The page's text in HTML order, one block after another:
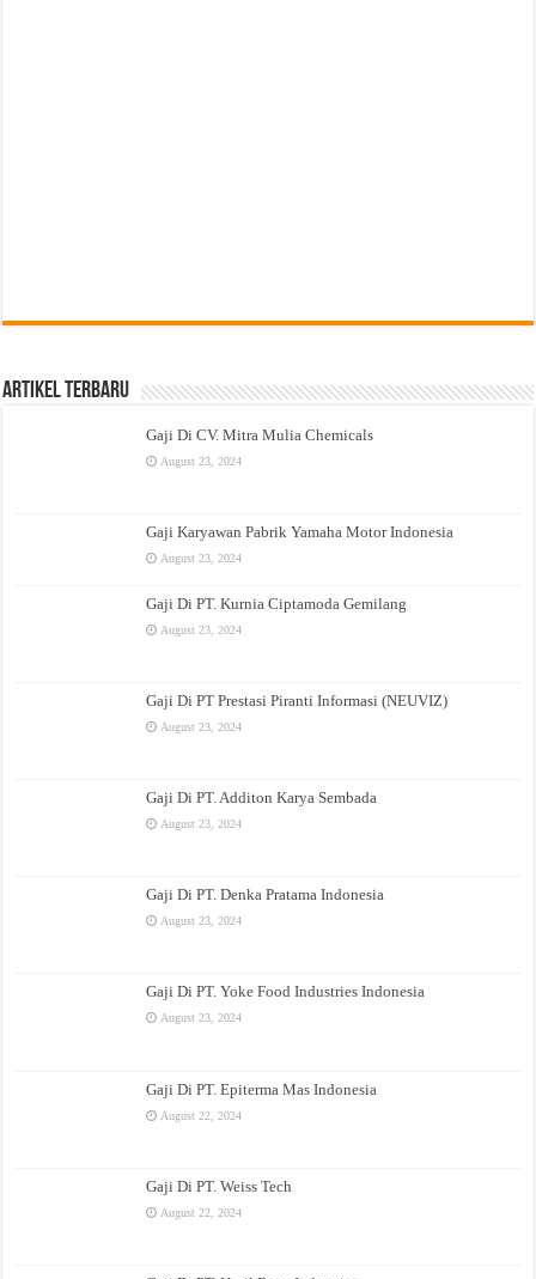
Artikel Terbaru
Gaji Di CV. Mitra Mulia Chemicals
August 23, 2024
Gaji Karyawan Pabrik Yamaha Motor Indonesia
August 23, 2024
Gaji Di PT. Kurnia Ciptamoda Gemilang
August 23, 2024
Gaji Di PT Prestasi Piranti Informasi (NEUVIZ)
August 23, 2024
Gaji Di PT. Additon Karya Sembada
August 23, 2024
Gaji Di PT. Denka Pratama Indonesia
August 23, 2024
Gaji Di PT. Yoke Food Industries Indonesia
August 23, 2024
Gaji Di PT. Epiterma Mas Indonesia
August 22, 2024
Gaji Di PT. Weiss Tech
August 22, 2024